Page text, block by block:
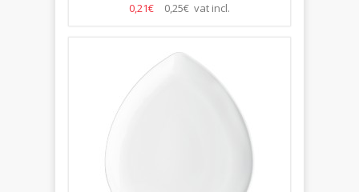
0,21€
0,25€ vat incl.